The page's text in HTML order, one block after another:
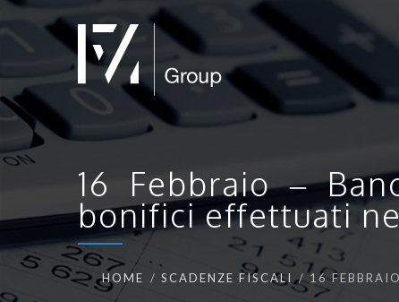
16 Febbraio –
bonifici effettuati
HOME SCADENZE FISCALI 16